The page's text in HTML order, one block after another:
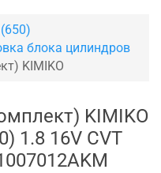
блока цилиндров
KIMIKO
KIMIKO
1.8 16V CVT